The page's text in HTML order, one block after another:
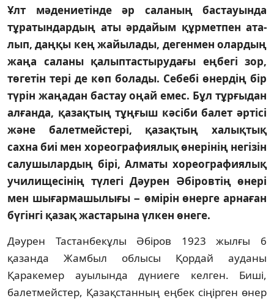
Ұлт мәдениетінде әр саланың бастауында
тұратындардың аты әрдайым құрметпен ата­­
лып, даңқы кең жайылады, дегенмен олар­дың
жаңа саланы қалыптастырудағы ең­бегі зор,
төгетін тері де көп болады. Себебі өнер­дің бір
түрін жаңадан бастау оңай емес. Бұл тұрғыдан
алғанда, қазақтың тұңғыш кә­сіби балет әртісі
және балетмейстері, қа­зақтың халықтық
сахна биі мен хореог­ра­фия­лық өнерінің негізін
салушылардың бірі, Алматы хореографиялық
училищесінің тү­­легі Дәурен Әбіровтің өнері
мен шығар­ма­шылығы − өмірін өнерге арнаған
бүгінгі қа­зақ жастарына үлкен өнеге.
Дәурен Тастанбекұлы Әбіров 1923 жыл­ғы 6
қазанда Жамбыл облысы Қордай ауданы
Қаракемер ауылында дү­ниеге келген. Биші,
балетмейстер, Қазақ­стан­ның еңбек сіңірген өнер